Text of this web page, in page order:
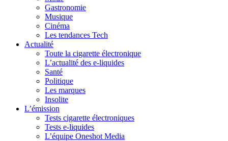
Gastronomie
Musique
Cinéma
Les tendances Tech
Actualité
Toute la cigarette électronique
L’actualité des e-liquides
Santé
Politique
Les marques
Insolite
L’émission
Tests cigarette électroniques
Tests e-liquides
L’équipe Oneshot Media